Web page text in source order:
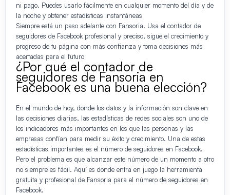
ni pago. Puedes usarlo fácilmente en cualquier momento del día y de
la noche y obtener estadísticas instantáneas
Siempre está un paso adelante con Fansoria. Usa el contador de
seguidores de Facebook profesional y preciso, sigue el crecimiento y
progreso de tu página con más confianza y toma decisiones más
acertadas para el futuro
¿Por qué el contador de
seguidores de Fansoria en
Facebook es una buena elección?
En el mundo de hoy, donde los datos y la información son clave en
las decisiones diarias, las estadísticas de redes sociales son uno de
los indicadores más importantes en los que las personas y las
empresas confían para medir su éxito y crecimiento. Una de estas
estadísticas importantes es el número de seguidores en Facebook.
Pero el problema es que alcanzar este número de un momento a otro
no siempre es fácil. Aquí es donde entra en juego la herramienta
gratuita y profesional de Fansoria para el número de seguidores en
Facebook.